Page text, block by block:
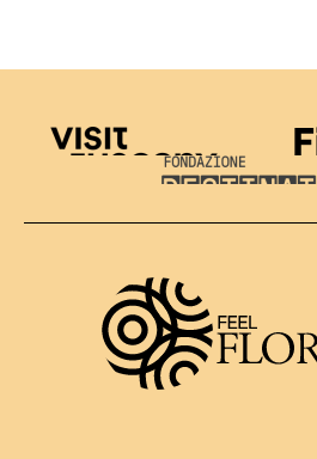
Visit Tuscany
Destination